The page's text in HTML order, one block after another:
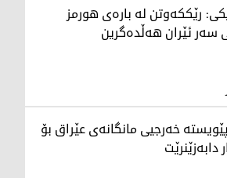
رێککەوتن لە بارەی هورمز
سەر ئێران هەڵدەگرین
خەرجیی مانگانەی عێراق بۆ